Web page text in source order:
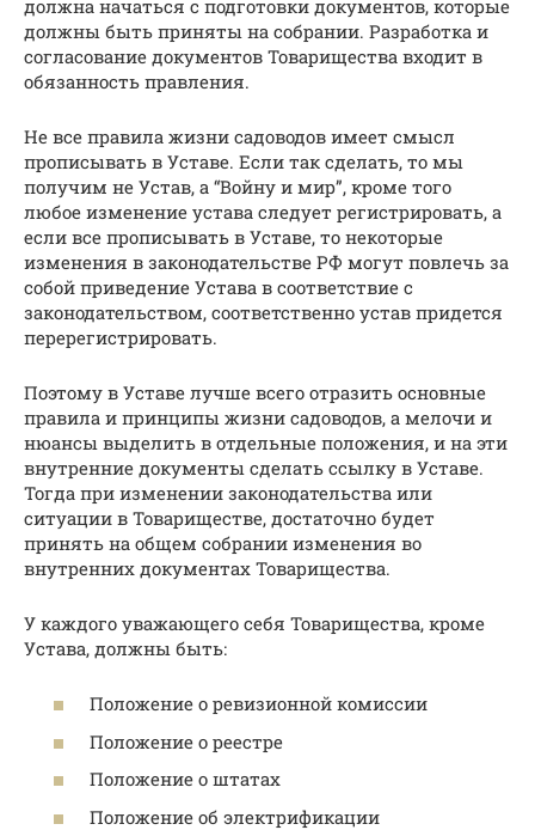
должна начаться с подготовки документов, которые
должны быть приняты на собрании. Разработка и
согласование документов Товарищества входит в
обязанность правления.
Не все правила жизни садоводов имеет смысл
прописывать в Уставе. Если так сделать, то мы
получим не Устав, а “Войну и мир”, кроме того
любое изменение устава следует регистрировать, а
если все прописывать в Уставе, то некоторые
изменения в законодательстве РФ могут повлечь за
собой приведение Устава в соответствие с
законодательством, соответственно устав придется
перерегистрировать.
Поэтому в Уставе лучше всего отразить основные
правила и принципы жизни садоводов, а мелочи и
нюансы выделить в отдельные положения, и на эти
внутренние документы сделать ссылку в Уставе.
Тогда при изменении законодательства или
ситуации в Товариществе, достаточно будет
принять на общем собрании изменения во
внутренних документах Товарищества.
У каждого уважающего себя Товарищества, кроме
Устава, должны быть:
Положение о ревизионной комиссии
Положение о реестре
Положение о штатах
Положение об электрификации